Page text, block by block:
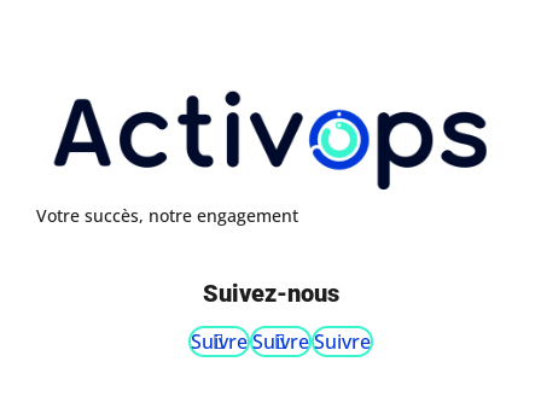
Votre succès, notre engagement
Suivez-nous
SuivreSuivreSuivre